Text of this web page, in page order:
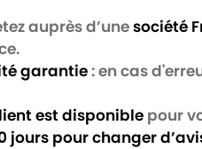
auprès d’unesociété
garantie: en cas
est disponible pour
jours pour changer